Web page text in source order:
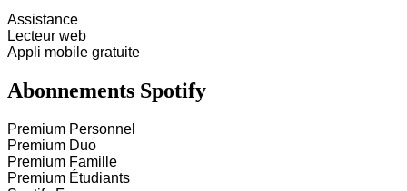
Assistance
Lecteur web
Appli mobile gratuite
Abonnements Spotify
Premium Personnel
Premium Duo
Premium Famille
Premium Étudiants